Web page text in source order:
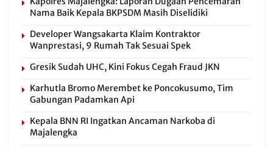
Nama Baik Kepala BKPSDM Masih Diselidiki
Developer Wangsakarta Klaim Kontraktor
Wanprestasi, 9 Rumah Tak Sesuai Spek
Gresik Sudah UHC, Kini Fokus Cegah Fraud JKN
Karhutla Bromo Merembet ke Poncokusumo, Tim
Gabungan Padamkan Api
Kepala BNN RI Ingatkan Ancaman Narkoba di
Majalengka